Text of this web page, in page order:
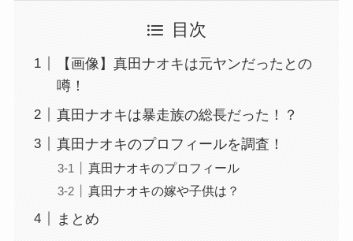
目次
【画像】真田ナオキは元ヤンだったとの
噂！
真田ナオキは暴走族の総長だった！？
真田ナオキのプロフィールを調査！
真田ナオキのプロフィール
真田ナオキの嫁や子供は？
まとめ